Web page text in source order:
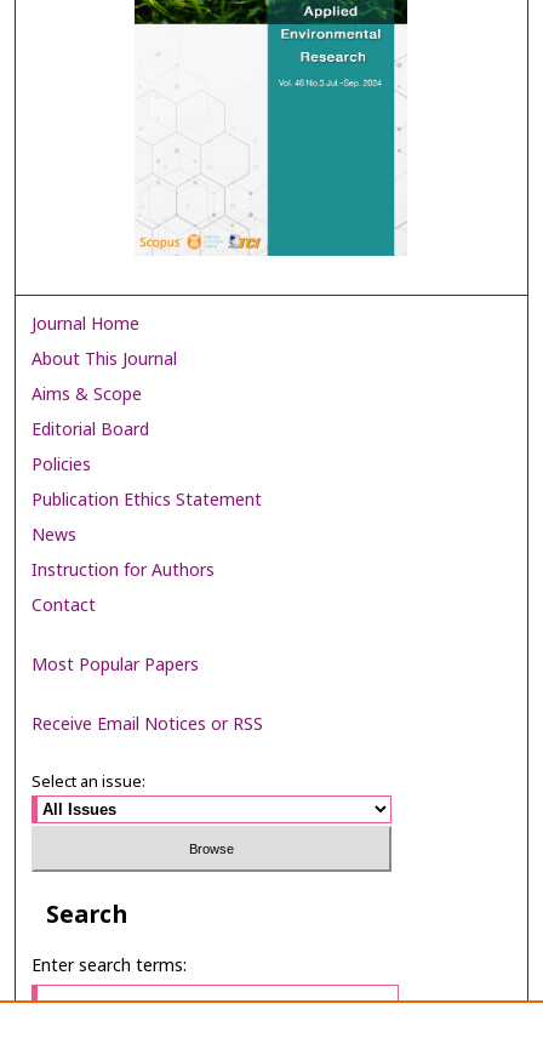
Journal Home
About This Journal
Aims & Scope
Editorial Board
Policies
Publication Ethics Statement
News
Instruction for Authors
Contact
Most Popular Papers
Receive Email Notices or RSS
Select an issue:
Search
Enter search terms: